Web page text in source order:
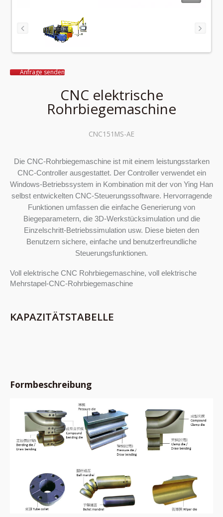
Anfrage senden
CNC elektrische
Rohrbiegemaschine
CNC151MS-AE
Die CNC-Rohrbiegemaschine ist mit einem leistungsstarken
CNC-Controller ausgestattet. Der Controller verwendet ein
Windows-Betriebssystem in Kombination mit der von Ying Han
selbst entwickelten CNC-Steuerungssoftware. Hervorragende
Funktionen umfassen die einfache Generierung von
Biegeparametern, die 3D-Werkstücksimulation und die
Einzelschritt-Betriebssimulation usw. Diese bieten den
Benutzern sichere, einfache und benutzerfreundliche
Steuerungsfunktionen.
Voll elektrische CNC Rohrbiegemaschine, voll elektrische
Mehrstapel-CNC-Rohrbiegemaschine
KAPAZITÄTSTABELLE
Formbeschreibung